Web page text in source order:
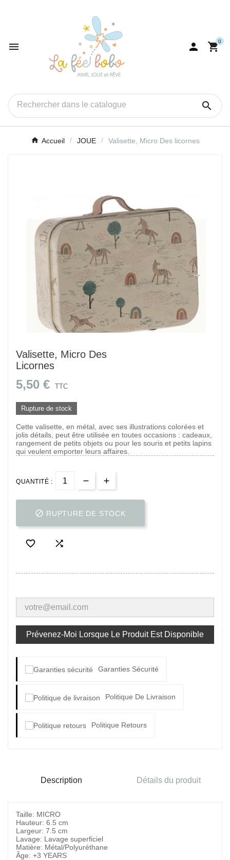
  0

Accueil JOUE Valisette, Micro Des licornes
Valisette, Micro Des
Licornes
5,50 € TTC
Rupture de stock
Cette valisette, en métal, avec ses illustrations colorées et
jolis détails, peut être utilisée en toutes occasions : cadeaux,
rangement de petits objets ou pour les souris et petits lapins
qui veulent emporter leurs affaires.
QUANTITÉ :
 RUPTURE DE STOCK
 
Prévenez-Moi Lorsque Le Produit Est Disponible
Garanties Sécurité
Politique De Livraison
Politique Retours
Description Détails du produit
Taille: MICRO
Hauteur: 6.5 cm
Largeur: 7.5 cm
Lavage: Lavage superficiel
Matière: Métal/Polyuréthane
Âge: +3 YEARS